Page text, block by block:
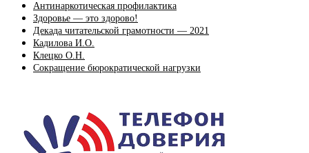
Антинаркотическая профилактика
Здоровье — это здорово!
Декада читательской грамотности — 2021
Кадилова И.О.
Клецко О.Н.
Сокращение бюрократической нагрузки